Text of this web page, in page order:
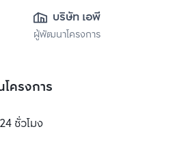
บริษัท เอพี เอ็มอี 12
จำกัด
ผู้พัฒนาโครงการ
ครงการ
ชั่วโมง